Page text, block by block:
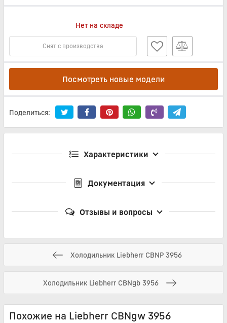
Нет на складе
Снят с производства
Посмотреть новые модели
Поделиться:
Характеристики
Документация
Отзывы и вопросы
Холодильник Liebherr CBNP 3956
Холодильник Liebherr CBNgb 3956
Похожие на Liebherr CBNgw 3956